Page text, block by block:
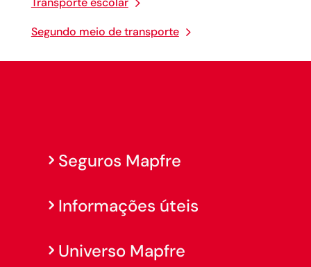
Segundo meio de transporte
Seguros Mapfre
Informações úteis
Universo Mapfre